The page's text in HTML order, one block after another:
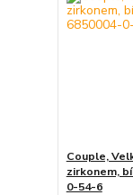
Couple,
zirkonem,
0-54-6